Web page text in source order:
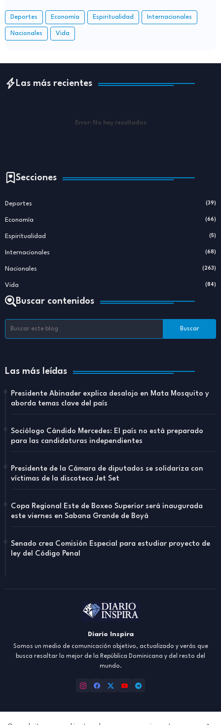
Deportes Economía Espiritualidad Internacionales
Nacionales Vida
Las más recientes
Error: No hay resultados
Secciones
Deportes (39)
Economía (66)
Espiritualidad (5)
Internacionales (68)
Nacionales (263)
Vida (84)
Buscar contenidos
Las más leídas
Presidente Abinader explica desalojo en Mata Mosquito y
aborda temas clave del país
Sociólogo Cándido Mercedes: El país no está preparado
para las candidaturas independientes
Presidente de la Cámara de diputados se solidariza con
víctimas de la discoteca Jet Set
Copa Regional Este de Boxeo Superior será inaugurada
este viernes en Sabana Grande de Boyá
Senado crea Comisión Especial para estudiar proyecto de
ley del Código Penal
Diario Inspira
Somos un medio de comunicación objetivo, actualizado y verás que
busca resaltar lo mejor de la República Dominicana y del resto del
mundo.